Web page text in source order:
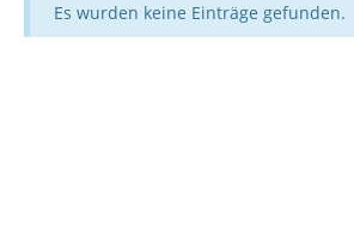
Es wurden keine Einträge gefunden.